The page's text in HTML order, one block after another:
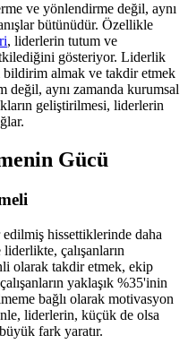
ve yönlendirme değil, aynı
bütünüdür. Özellikle
, liderlerin tutum ve
gösteriyor. Liderlik
bildirim almak ve takdir etmek
değil, aynı zamanda kurumsal
geliştirilmesi, liderlerin
Gücü
hissettiklerinde daha
çalışanların
olarak takdir etmek, ekip
yaklaşık %35'inin
bağlı olarak motivasyon
liderlerin, küçük de olsa
fark yaratır.